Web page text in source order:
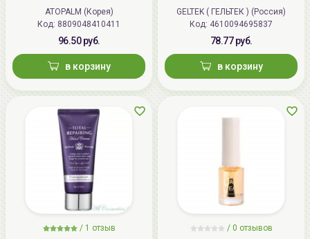
ATOPALM (Корея)
Код: 8809048410411
96.50 руб.
в корзину
GELTEK ( ГЕЛЬТЕК ) (Россия)
Код: 4610094695837
78.77 руб.
в корзину
/ 1 отзыв
/ 0 отзывов